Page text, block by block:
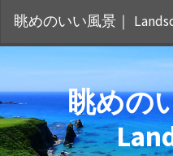
眺めのいい風景｜
眺めの